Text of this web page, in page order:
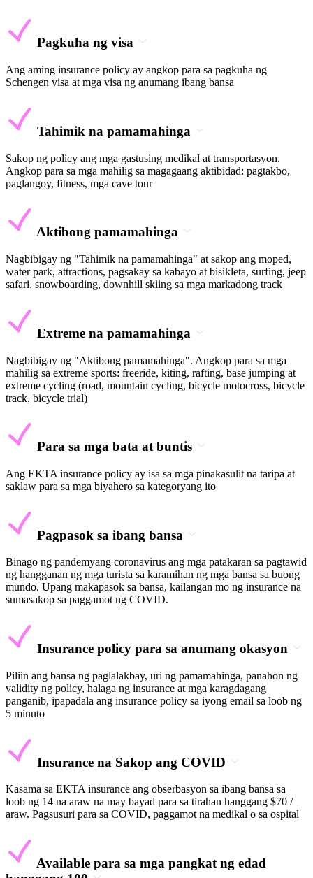
Pagkuha ng visa
Ang aming insurance policy ay angkop para sa pagkuha ng
Schengen visa at mga visa ng anumang ibang bansa
Tahimik na pamamahinga
Sakop ng policy ang mga gastusing medikal at transportasyon.
Angkop para sa mga mahilig sa magagaang aktibidad: pagtakbo,
paglangoy, fitness, mga cave tour
Aktibong pamamahinga
Nagbibigay ng "Tahimik na pamamahinga" at sakop ang moped,
water park, attractions, pagsakay sa kabayo at bisikleta, surfing, jeep
safari, snowboarding, downhill skiing sa mga markadong track
Extreme na pamamahinga
Nagbibigay ng "Aktibong pamamahinga". Angkop para sa mga
mahilig sa extreme sports: freeride, kiting, rafting, base jumping at
extreme cycling (road, mountain cycling, bicycle motocross, bicycle
track, bicycle trial)
Para sa mga bata at buntis
Ang EKTA insurance policy ay isa sa mga pinakasulit na taripa at
saklaw para sa mga biyahero sa kategoryang ito
Pagpasok sa ibang bansa
Binago ng pandemyang coronavirus ang mga patakaran sa pagtawid
ng hangganan ng mga turista sa karamihan ng mga bansa sa buong
mundo. Upang makapasok sa bansa, kailangan mo ng insurance na
sumasakop sa paggamot ng COVID.
Insurance policy para sa anumang okasyon
Piliin ang bansa ng paglalakbay, uri ng pamamahinga, panahon ng
validity ng policy, halaga ng insurance at mga karagdagang
panganib, ipapadala ang insurance policy sa iyong email sa loob ng
5 minuto
Insurance na Sakop ang COVID
Kasama sa EKTA insurance ang obserbasyon sa ibang bansa sa
loob ng 14 na araw na may bayad para sa tirahan hanggang $70 /
araw. Pagsusuri para sa COVID, paggamot na medikal o sa ospital
Available para sa mga pangkat ng edad